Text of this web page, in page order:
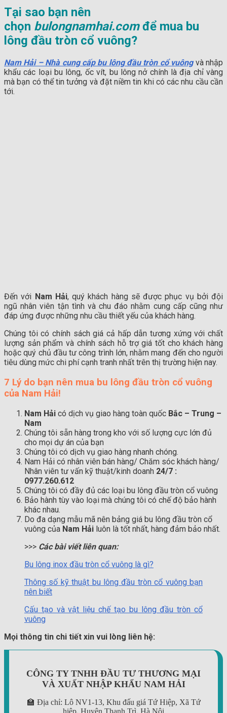
Tại sao bạn nên
chọn bulongnamhai.comđể mua bu
lông đầu tròn cổ vuông?
Nam Hải – Nhà cung cấp bu lông đầu tròn cổ vuông và nhập
khẩu các loại bu lông, ốc vít, bu lông nở chính là địa chỉ vàng
mà bạn có thể tin tưởng và đặt niềm tin khi có các nhu cầu cần
tới.
Đến với Nam Hải, quý khách hàng sẽ được phục vụ bởi đội
ngũ nhân viên tận tình và chu đáo nhằm cung cấp cũng như
đáp ứng được những nhu cầu thiết yếu của khách hàng.
Chúng tôi có chính sách giá cả hấp dẫn tương xứng với chất
lượng sản phẩm và chính sách hỗ trợ giá tốt cho khách hàng
hoặc quý chủ đầu tư công trình lớn, nhằm mang đến cho người
tiêu dùng mức chi phí cạnh tranh nhất trên thị trường hiện nay.
7 Lý do bạn nên mua bu lông đầu tròn cổ vuông
của Nam Hải!
Nam Hải có dịch vụ giao hàng toàn quốc Bắc – Trung –
Nam
Chúng tôi sẵn hàng trong kho với số lượng cực lớn đủ
cho mọi dự án của bạn
Chúng tôi có dịch vụ giao hàng nhanh chóng.
Nam Hải có nhân viên bán hàng/ Chăm sóc khách hàng/
Nhân viên tư vấn kỹ thuật/kinh doanh 24/7 :
0977.260.612
Chúng tôi có đầy đủ các loại bu lông đầu tròn cổ vuông
Bảo hành tùy vào loại mà chúng tôi có chế độ bảo hành
khác nhau.
Do đa dạng mẫu mã nên bảng giá bu lông đầu tròn cổ
vuông của Nam Hải luôn là tốt nhất, hàng đảm bảo nhất.
>>> Các bài viết liên quan:
Bu lông inox đầu tròn cổ vuông là gì?
Thông số kỹ thuật bu lông đầu tròn cổ vuông bạn
nên biết
Cấu tạo và vật liệu chế tạo bu lông đầu tròn cổ
vuông
Mọi thông tin chi tiết xin vui lòng liên hệ:
CÔNG TY TNHH ĐẦU TƯ THƯƠNG MẠI
VÀ XUẤT NHẬP KHẨU NAM HẢI
🏫 Địa chỉ: Lô NV1-13, Khu đấu giá Tứ Hiệp, Xã Tứ
hiệp, Huyện Thanh Trì, Hà Nội